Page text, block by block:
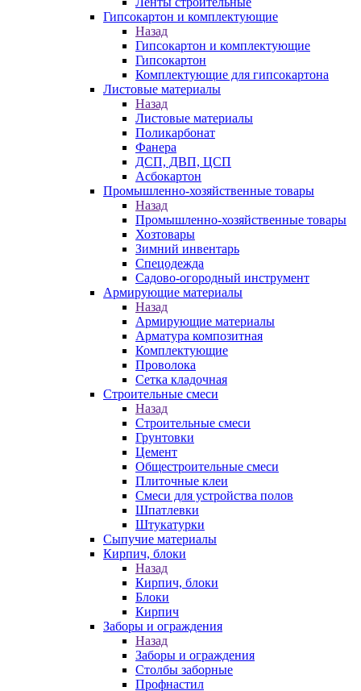
Гипсокартон и комплектующие
Назад
Гипсокартон и комплектующие
Гипсокартон
Комплектующие для гипсокартона
Листовые материалы
Назад
Листовые материалы
Поликарбонат
Фанера
ДСП, ДВП, ЦСП
Асбокартон
Промышленно-хозяйственные товары
Назад
Промышленно-хозяйственные товары
Хозтовары
Зимний инвентарь
Спецодежда
Садово-огородный инструмент
Армирующие материалы
Назад
Армирующие материалы
Арматура композитная
Комплектующие
Проволока
Сетка кладочная
Строительные смеси
Назад
Строительные смеси
Грунтовки
Цемент
Общестроительные смеси
Плиточные клеи
Смеси для устройства полов
Шпатлевки
Штукатурки
Сыпучие материалы
Кирпич, блоки
Назад
Кирпич, блоки
Блоки
Кирпич
Заборы и ограждения
Назад
Заборы и ограждения
Столбы заборные
Профнастил